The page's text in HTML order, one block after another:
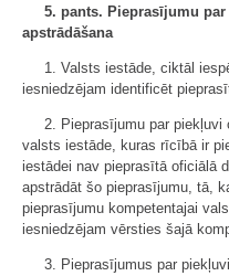
5. pants. Pieprasījumu
apstrādāšana
1. Valsts iestāde, ciktāl
iesniedzējam identificēt
2. Pieprasījumu par
valsts iestāde, kuras rīcībā ir
iestādei nav pieprasītā oficiālā
apstrādāt šo pieprasījumu, tā,
pieprasījumu kompetentajai
iesniedzējam vērsties šajā
3. Pieprasījumus par